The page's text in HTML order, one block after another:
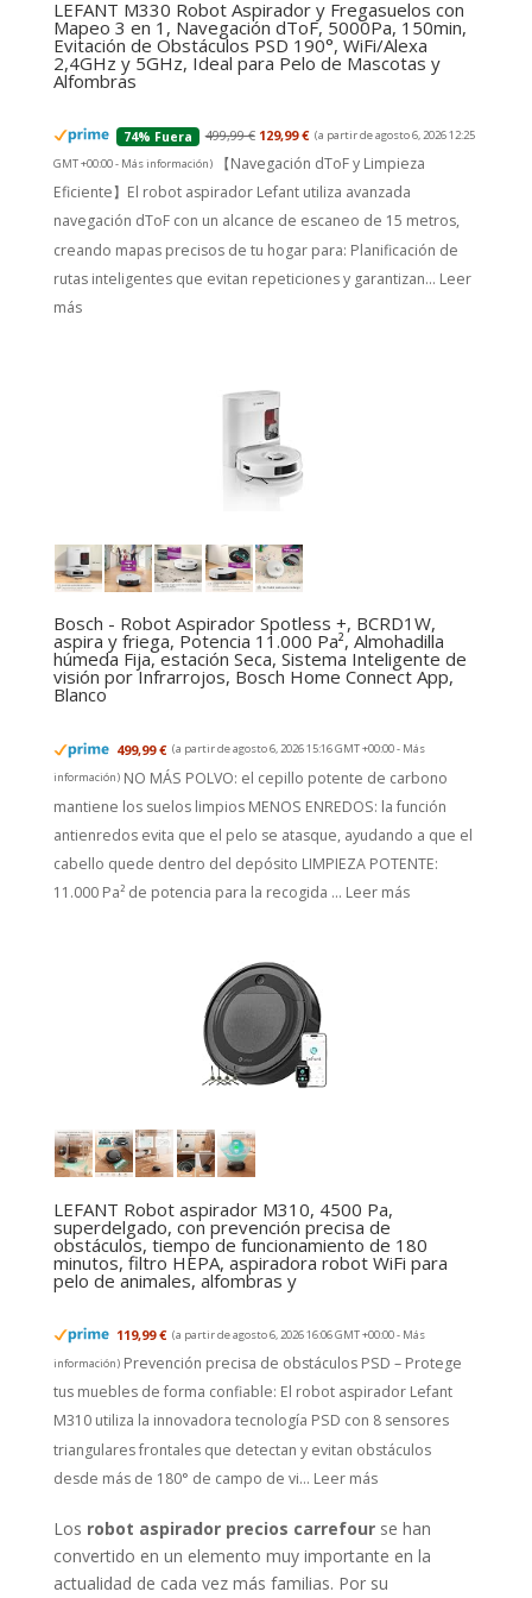
LEFANT M330 Robot Aspirador y Fregasuelos con
Mapeo 3 en 1, Navegación dToF, 5000Pa, 150min,
Evitación de Obstáculos PSD 190°, WiFi/Alexa
2,4GHz y 5GHz, Ideal para Pelo de Mascotas y
Alfombras
74% Fuera 499,99 € 129,99 € (a partir de agosto 6, 2026 12:25
GMT +00:00 - Más información)
【Navegación dToF y Limpieza
Eficiente】El robot aspirador Lefant utiliza avanzada
navegación dToF con un alcance de escaneo de 15 metros,
creando mapas precisos de tu hogar para: Planificación de
rutas inteligentes que evitan repeticiones y garantizan... Leer
más
Bosch - Robot Aspirador Spotless +, BCRD1W,
aspira y friega, Potencia 11.000 Pa², Almohadilla
húmeda Fija, estación Seca, Sistema Inteligente de
visión por Infrarrojos, Bosch Home Connect App,
Blanco
499,99 € (a partir de agosto 6, 2026 15:16 GMT +00:00 - Más
información) NO MÁS POLVO: el cepillo potente de carbono
mantiene los suelos limpios MENOS ENREDOS: la función
antienredos evita que el pelo se atasque, ayudando a que el
cabello quede dentro del depósito LIMPIEZA POTENTE:
11.000 Pa² de potencia para la recogida ... Leer más
LEFANT Robot aspirador M310, 4500 Pa,
superdelgado, con prevención precisa de
obstáculos, tiempo de funcionamiento de 180
minutos, filtro HEPA, aspiradora robot WiFi para
pelo de animales, alfombras y
119,99 € (a partir de agosto 6, 2026 16:06 GMT +00:00 - Más
información) Prevención precisa de obstáculos PSD – Protege
tus muebles de forma confiable: El robot aspirador Lefant
M310 utiliza la innovadora tecnología PSD con 8 sensores
triangulares frontales que detectan y evitan obstáculos
desde más de 180° de campo de vi... Leer más
Los robot aspirador precios carrefourse han
convertido en un elemento muy importante en la
actualidad de cada vez más familias. Por su